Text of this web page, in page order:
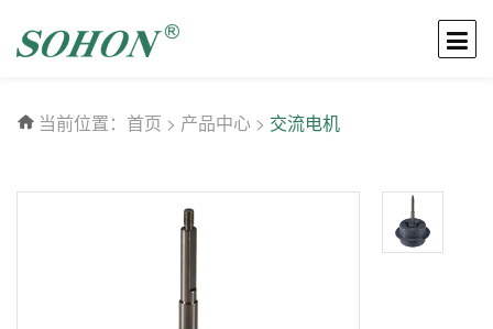
当前位置： 首页 > 产品中心 > 交流电机